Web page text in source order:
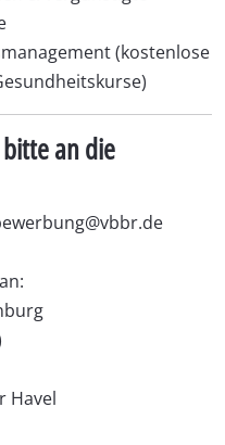
(kostenlose
an die
Havel